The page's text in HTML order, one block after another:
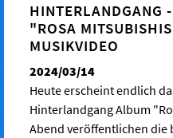
HINTERLANDGANG
"ROSA
MUSIKVIDEO
2024/03/14
Heute erscheint endlich
Hinterlandgang Album
Abend veröffentlichen die